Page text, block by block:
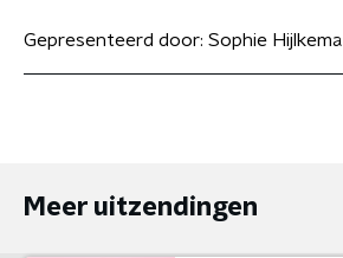
Gepresenteerd door: Sophie Hijlkema
Meer uitzendingen